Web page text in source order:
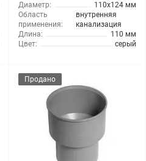
Диаметр:
110x124 мм
Область
применения:
внутренняя
канализация
Длина:
110 мм
Цвет:
серый
Продано